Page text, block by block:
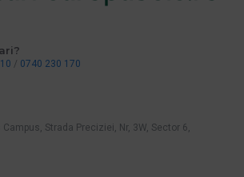
/ 0740 230 170
Strada Preciziei, Nr, 3W, Sector 6,